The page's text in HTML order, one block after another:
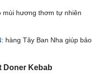
mùi hương thơm tự nhiên
: hàng Tây Ban Nha giúp bảo
Kebab